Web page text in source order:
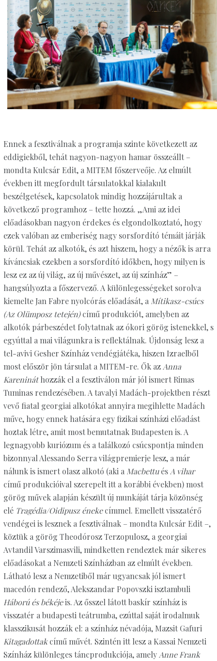
Ennek a fesztiválnak a programja szinte következett az
eddigiekből, tehát nagyon-nagyon hamar összeállt –
mondta Kulcsár Edit, a MITEM főszerveője. Az elmúlt
években itt megfordult társulatokkal kialakult
beszélgetések, kapcsolatok mindig hozzájárultak a
következő programhoz – tette hozzá. „Ami az idei
előadásokban nagyon érdekes és elgondolkoztató, hogy
ezek valóban az emberiség nagy sorsfordító témáit járják
körül. Tehát az alkotók, és azt hiszem, hogy a nézők is arra
kíváncsiak ezekben a sorsfordító időkben, hogy milyen is
lesz ez az új világ, az új művészet, az új színház” –
hangsúlyozta a főszervező. A különlegességeket sorolva
kiemelte Jan Fabre nyolcórás előadását, a Mítikasz-csúcs
(Az Olümposz tetején)című produkciót, amelyben az
alkotók párbeszédet folytatnak az ókori görög istenekkel, s
egyúttal a mai világunkra is reflektálnak. Újdonság lesz a
tel-avivi Gesher Színház vendégjátéka, hiszen Izraelből
most először jön társulat a MITEM-re. Ők az Anna
Karenináthozzák el a fesztiválon már jól ismert Rimas
Tuminas rendezésében. A tavalyi Madách-projektben részt
vevő fiatal georgiai alkotókat annyira megihlette Madách
műve, hogy ennek hatására egy fizikai színházi előadást
hoztak létre, amit most bemutatnak Budapesten is. A
legnagyobb kuriózum és a találkozó csúcspontja minden
bizonnyal Alessando Serra világpremierje lesz, a már
nálunk is ismert olasz alkotó (aki a Macbettués A vihar
című produkcióival szerepelt itt a korábbi években) most
görög művek alapján készült új munkáját tárja közönség
elé Tragédia/Oidipusz énekecímmel. Emellett visszatérő
vendégei is lesznek a fesztiválnak – mondta Kulcsár Edit –,
köztük a görög Theodórosz Terzopulosz, a georgiai
Avtandil Varszimasvili, mindketten rendeztek már sikeres
előadásokat a Nemzeti Színházban az elmúlt években.
Látható lesz a Nemzetiből már ugyancsak jól ismert
macedón rendező, Alekszandar Popovszki isztambuli
Háború és békéjeis. Az ősszel látott baskír színház is
visszatér a budapesti teátrumba, ezúttal saját irodalmuk
klasszikusát hozzák el: a színház névadója, Mazsit Gafuri
Kitagadottakcímű művét. Szintén itt lesz a Kassai Nemzeti
Színház különleges táncprodukciója, amely Anne Frank